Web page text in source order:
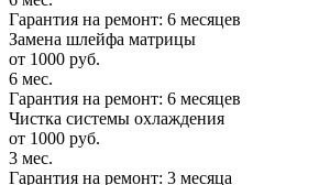
Гарантия на ремонт: 6 месяцев
Замена шлейфа матрицы
от 1000 руб.
6 мес.
Гарантия на ремонт: 6 месяцев
Чистка системы охлаждения
от 1000 руб.
3 мес.
Гарантия на ремонт: 3 месяца